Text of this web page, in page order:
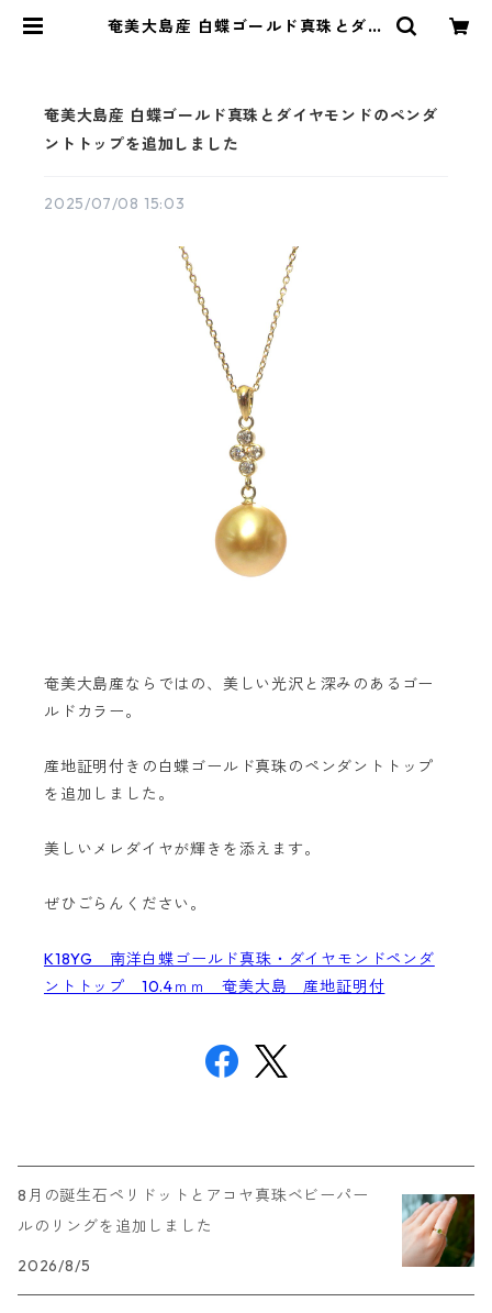
奄美大島産 白蝶ゴールド真珠とダイ
奄美大島産 白蝶ゴールド真珠とダイヤモンドのペンダ
ントトップを追加しました
2025/07/08 15:03
奄美大島産ならではの、美しい光沢と深みのあるゴー
ルドカラー。
産地証明付きの白蝶ゴールド真珠のペンダントトップ
を追加しました。
美しいメレダイヤが輝きを添えます。
ぜひごらんください。
K18YG 南洋白蝶ゴールド真珠・ダイヤモンドペンダ
ントトップ 10.4ｍｍ 奄美大島 産地証明付
8月の誕生石ペリドットとアコヤ真珠ベビーパー
ルのリングを追加しました
2026/8/5